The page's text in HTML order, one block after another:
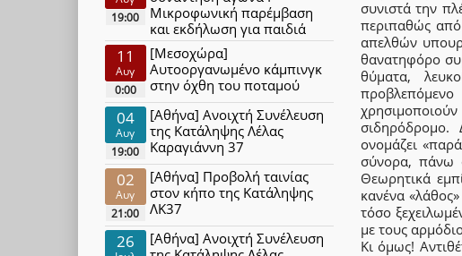
συνιστά την
περιπαθώς
απελθών
θανατηφόρο
θύματα,
ονομάζει
σύνορα, πάνω
Θεωρητικά
κανένα
τόσο
με τους
Κι όμως!
19:00
Μικροφωνική παρέμβαση
και εκδήλωση για παιδιά
11
Αυγ
0:00
[Μεσοχώρα]
Αυτοοργανωμένο κάμπινγκ
στην όχθη του ποταμού
04
Αυγ
19:00
[Αθήνα] Ανοιχτή Συνέλευση
της Κατάληψης Λέλας
Καραγιάννη 37
02
Αυγ
21:00
[Αθήνα] Προβολή ταινίας
στον κήπο της Κατάληψης
ΛΚ37
26
[Αθήνα] Ανοιχτή Συνέλευση